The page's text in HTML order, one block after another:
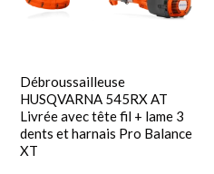
Débroussailleuse
HUSQVARNA 545RX AT
Livrée avec tête fil + lame 3
dents et harnais Pro Balance
XT